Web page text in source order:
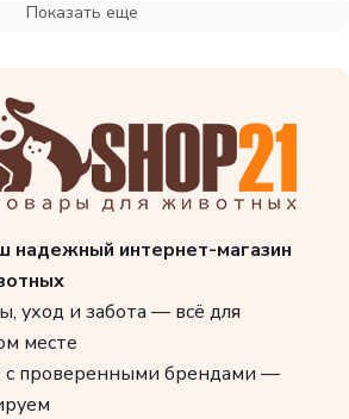
Показать еще
интернет-магазин
уход и забота — всё для
месте
с проверенными брендами —